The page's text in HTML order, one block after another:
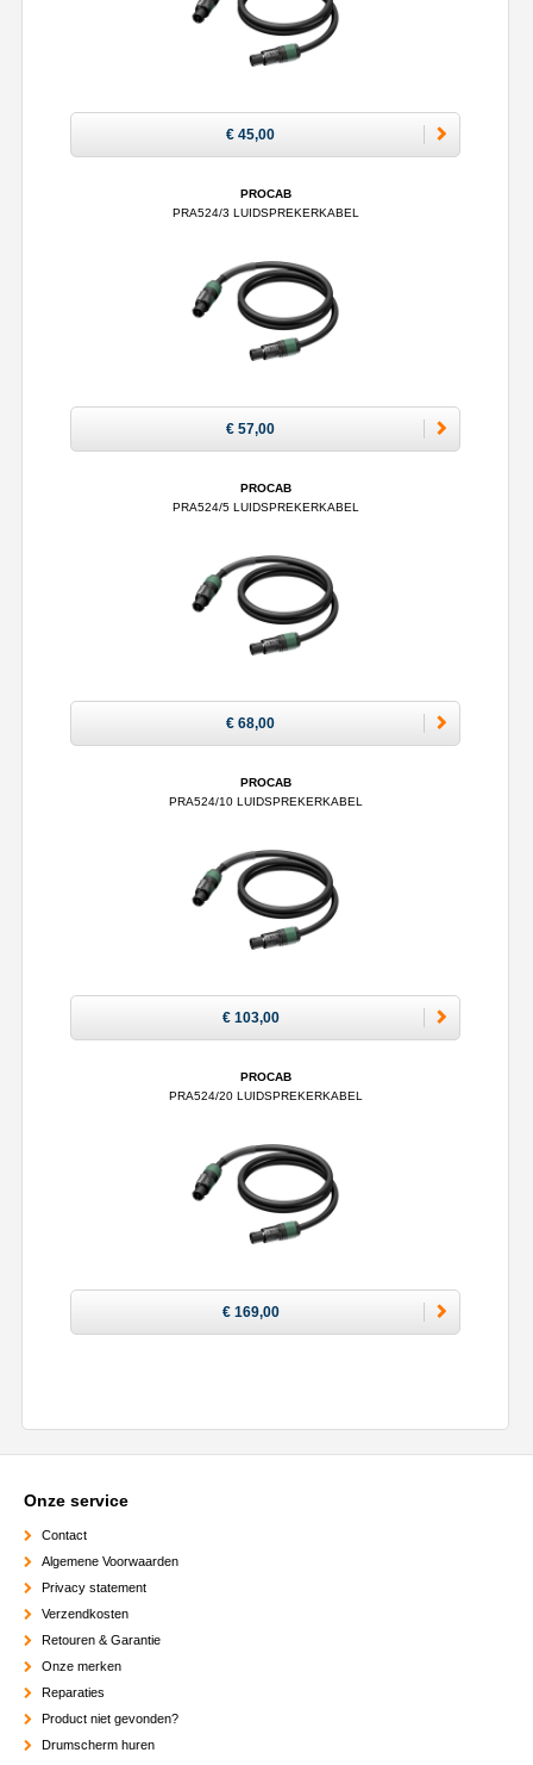
€ 45,00
PROCAB
PRA524/3 LUIDSPREKERKABEL
€ 57,00
PROCAB
PRA524/5 LUIDSPREKERKABEL
€ 68,00
PROCAB
PRA524/10 LUIDSPREKERKABEL
€ 103,00
PROCAB
PRA524/20 LUIDSPREKERKABEL
€ 169,00
Onze service
Contact
Algemene Voorwaarden
Privacy statement
Verzendkosten
Retouren & Garantie
Onze merken
Reparaties
Product niet gevonden?
Drumscherm huren